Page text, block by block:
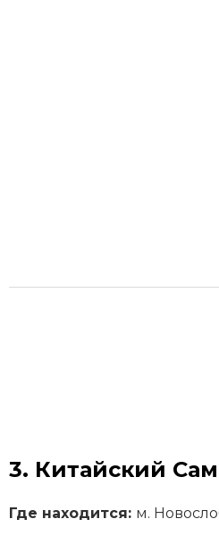
3. Китайский
Где находится: м.